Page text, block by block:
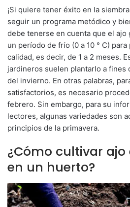
¡Si quiere tener éxito en la
seguir un programa metódico y
debe tenerse en cuenta que el
un período de frío (0 a 10 ° C)
calidad, es decir, de 1 a 2 meses.
jardineros suelen plantarlo a fines
del invierno. En otras palabras,
satisfactorios, es necesario
febrero. Sin embargo, para su
lectores, algunas variedades son
principios de la primavera.
¿Cómo cultivar ajo
en un huerto?